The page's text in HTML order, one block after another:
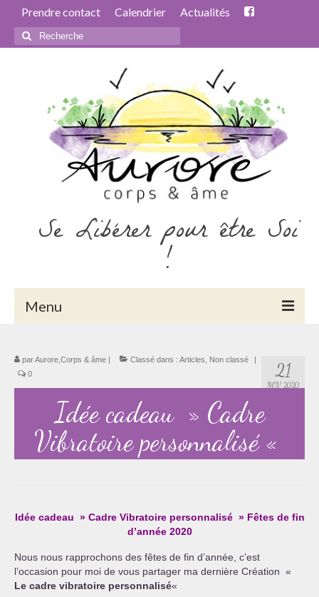
Prendre contact Calendrier Actualités
Rechercher
:
Se Libérer pour être Soi
!
Menu
La Numérologie Créative
Initiation à la Numérologie
Témoignages Initiation à la Numérologie
Soins énergétiques en Bioénergie et Reiki
Soin et éveil au Féminin authentique et sacré
21
NOV 2020
parAurore,Corps & âme | Classé dans : Articles Non classé
|
0
Idée cadeau » Cadre
Vibratoire personnalisé «
Idée cadeau » Cadre Vibratoire personnalisé » Fêtes de fin
d’année 2020
Nous nous rapprochons des fêtes de fin d’année, c’est
l’occasion pour moi de vous partager ma dernière Création «
Le cadre vibratoire personnalisé«